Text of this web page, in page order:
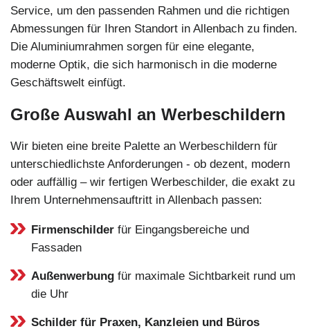
Service, um den passenden Rahmen und die richtigen
Abmessungen für Ihren Standort in Allenbach zu finden.
Die Aluminiumrahmen sorgen für eine elegante,
moderne Optik, die sich harmonisch in die moderne
Geschäftswelt einfügt.
Große Auswahl an Werbeschildern
Wir bieten eine breite Palette an Werbeschildern für
unterschiedlichste Anforderungen - ob dezent, modern
oder auffällig – wir fertigen Werbeschilder, die exakt zu
Ihrem Unternehmensauftritt in Allenbach passen:
Firmenschilder für Eingangsbereiche und
Fassaden
Außenwerbung für maximale Sichtbarkeit rund um
die Uhr
Schilder für Praxen, Kanzleien und Büros